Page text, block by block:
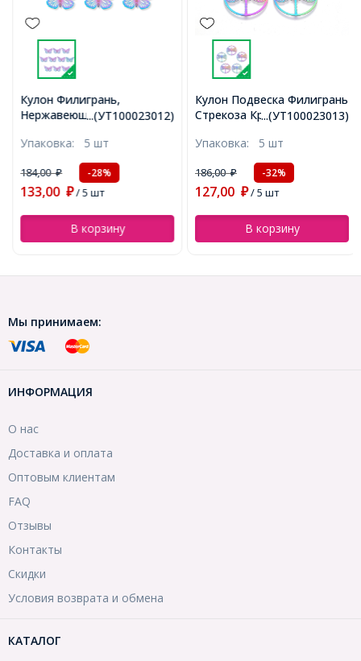
...(УТ100023012)
Кулон Филигрань,
Нержавеющая Сталь,
18x26x0.3мм, Отверстие
1.2мм, (УТ100023012)
Упаковка: 5 шт
184,00₽ -28%
133,00 ₽/ 5 шт
В корзину
...(УТ100023013)
Кулон Подвеска Филигрань
Стрекоза Круглая Плоская
Мультицвет,
27x24.5x0.3мм, Отверстие
1.2мм, (УТ100023013)
Упаковка: 5 шт
186,00₽ -32%
127,00 ₽/ 5 шт
В корзину
Мы принимаем:
ИНФОРМАЦИЯ
О нас
Доставка и оплата
Оптовым клиентам
FAQ
Отзывы
Контакты
Скидки
Условия возврата и обмена
КАТАЛОГ